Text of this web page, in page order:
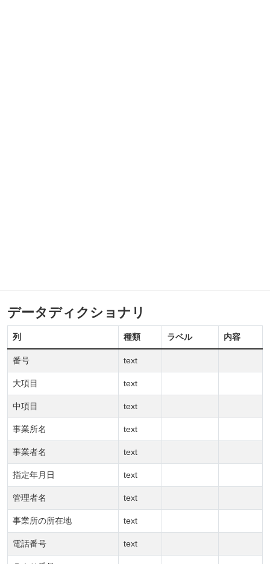
データディクショナリ
列 種類 ラベル 内容
番号 text
大項目 text
中項目 text
事業所名 text
事業者名 text
指定年月日 text
管理者名 text
事業所の所在地 text
電話番号 text